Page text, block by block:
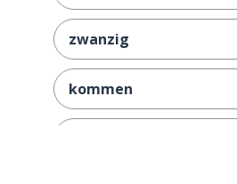
zwanzig
kommen